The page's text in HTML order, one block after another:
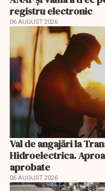
registru electronic
06 AUGUST 2026
Val de angajări la
Hidroelectrica.
aprobate
06 AUGUST 2026